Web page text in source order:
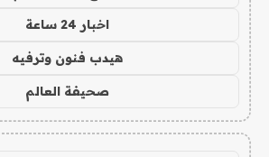
اخبار 24 ساعة
هيدب فنون وترفيه
صحيفة العالم